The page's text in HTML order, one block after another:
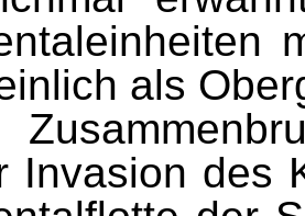
als
Invasion des